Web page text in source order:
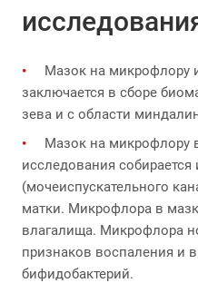
Мазок на микрофлору
заключается в сборе
зева и с области
Мазок на микрофлору
исследования собирается
(мочеиспускательного
матки. Микрофлора в
влагалища. Микрофлора
признаков воспаления и
бифидобактерий.